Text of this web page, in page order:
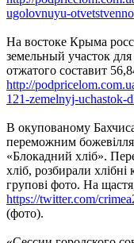
ugolovnuyu-
На востоке Крыма
земельный участок
отжатого составит
http://
121-zemelnyj-uchastok-
В окупованому
переможним
«Блокадний хліб».
хліб, розбирали
групові фото. На
https://twitter.com/
(фото).